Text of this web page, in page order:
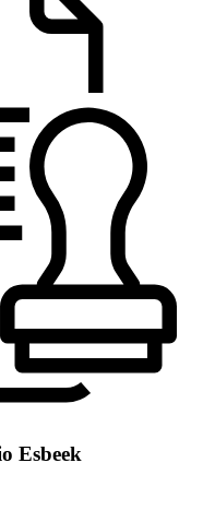
Esbeek